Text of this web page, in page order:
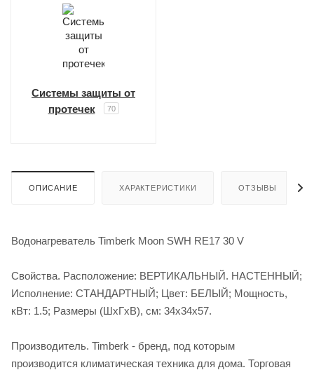
Системы защиты от
протечек
70
ОПИСАНИЕ ХАРАКТЕРИСТИКИ ОТЗЫВЫ
Водонагреватель Timberk Moon SWH RE17 30 V
Свойства. Расположение: ВЕРТИКАЛЬНЫЙ. НАСТЕННЫЙ;
Исполнение: СТАНДАРТНЫЙ; Цвет: БЕЛЫЙ; Мощность,
кВт: 1.5; Размеры (ШхГхВ), см: 34х34х57.
Производитель. Timberk - бренд, под которым
производится климатическая техника для дома. Торговая